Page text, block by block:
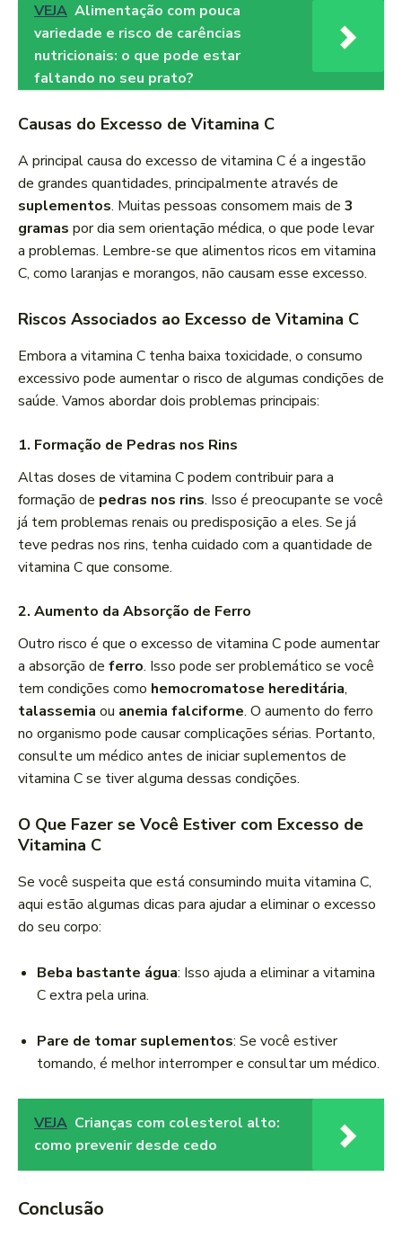
VEJA Alimentação com pouca
variedade e risco de carências
nutricionais: o que pode estar
faltando no seu prato?
Causas do Excesso de Vitamina C
A principal causa do excesso de vitamina C é a ingestão
de grandes quantidades, principalmente através de
suplementos. Muitas pessoas consomem mais de 3
gramas por dia sem orientação médica, o que pode levar
a problemas. Lembre-se que alimentos ricos em vitamina
C, como laranjas e morangos, não causam esse excesso.
Riscos Associados ao Excesso de Vitamina C
Embora a vitamina C tenha baixa toxicidade, o consumo
excessivo pode aumentar o risco de algumas condições de
saúde. Vamos abordar dois problemas principais:
1. Formação de Pedras nos Rins
Altas doses de vitamina C podem contribuir para a
formação de pedras nos rins. Isso é preocupante se você
já tem problemas renais ou predisposição a eles. Se já
teve pedras nos rins, tenha cuidado com a quantidade de
vitamina C que consome.
2. Aumento da Absorção de Ferro
Outro risco é que o excesso de vitamina C pode aumentar
a absorção de ferro. Isso pode ser problemático se você
tem condições como hemocromatose hereditária,
talassemia ou anemia falciforme. O aumento do ferro
no organismo pode causar complicações sérias. Portanto,
consulte um médico antes de iniciar suplementos de
vitamina C se tiver alguma dessas condições.
O Que Fazer se Você Estiver com Excesso de
Vitamina C
Se você suspeita que está consumindo muita vitamina C,
aqui estão algumas dicas para ajudar a eliminar o excesso
do seu corpo:
Beba bastante água: Isso ajuda a eliminar a vitamina
C extra pela urina.
Pare de tomar suplementos: Se você estiver
tomando, é melhor interromper e consultar um médico.
VEJA Crianças com colesterol alto:
como prevenir desde cedo
Conclusão